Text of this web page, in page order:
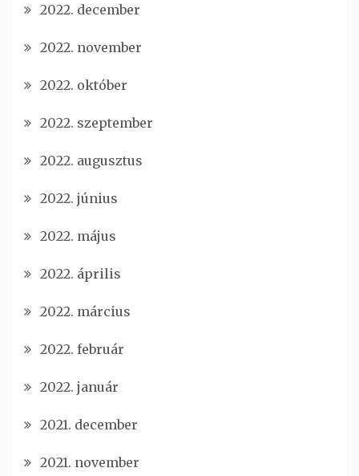
2022. december
2022. november
2022. október
2022. szeptember
2022. augusztus
2022. június
2022. május
2022. április
2022. március
2022. február
2022. január
2021. december
2021. november